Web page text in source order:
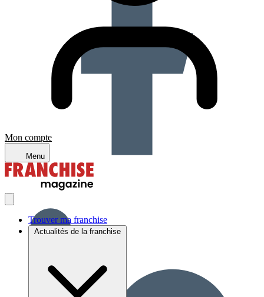
Mon compte
Menu
Trouver ma franchise
Actualités de la franchise